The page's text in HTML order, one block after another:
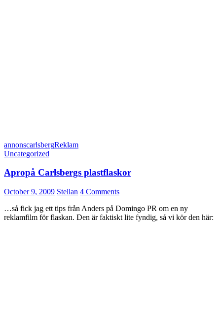
annonscarlsbergReklam
Uncategorized
Apropå Carlsbergs plastflaskor
October 9, 2009 Stellan 4 Comments
…så fick jag ett tips från Anders på Domingo PR om en ny
reklamfilm för flaskan. Den är faktiskt lite fyndig, så vi kör den här: